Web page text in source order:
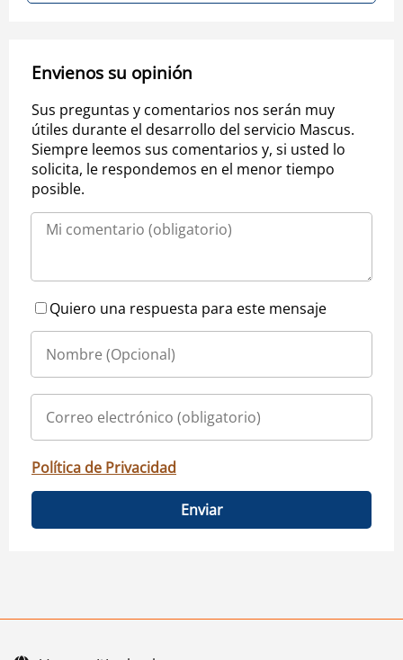
Envienos su opinión
Sus preguntas y comentarios nos serán muy
útiles durante el desarrollo del servicio Mascus.
Siempre leemos sus comentarios y, si usted lo
solicita, le respondemos en el menor tiempo
posible.
Quiero una respuesta para este mensaje
Política de Privacidad
Enviar